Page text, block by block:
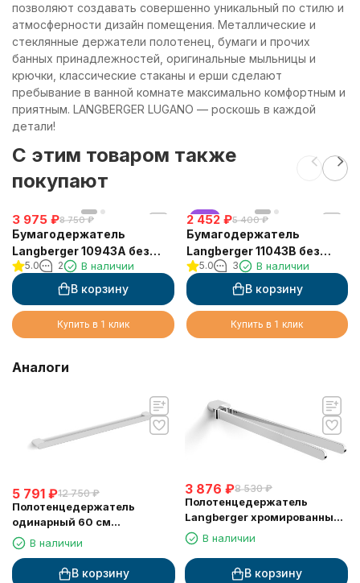
позволяют создавать совершенно уникальный по стилю и
атмосферности дизайн помещения. Металлические и
стеклянные держатели полотенец, бумаги и прочих
банных принадлежностей, оригинальные мыльницы и
крючки, классические стаканы и ерши сделают
пребывание в ванной комнате максимально комфортным и
приятным. LANGBERGER LUGANO — роскошь в каждой
детали!
C этим товаром также
покупают
3 975 ₽8 750 ₽
Бумагодержатель
Langberger 10943A без
крышки квадратный
5.0 2 В наличии
В корзину
Купить в 1 клик
хит
2 452 ₽5 400 ₽
Бумагодержатель
Langberger 11043B без
крышки выдвижной
5.0 3 В наличии
В корзину
Купить в 1 клик
Аналоги
5 791 ₽12 750 ₽
Полотенцедержатель
одинарный 60 см
LANGBERGER D24001B
В наличии
В корзину
3 876 ₽8 530 ₽
Полотенцедержатель
Langberger хромированный
к стене поворотный двойной
24008A
В наличии
В корзину